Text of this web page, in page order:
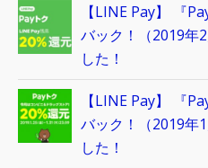
【LINE Pay】 『
バック！（2019年
した！
【LINE Pay】 『
バック！（2019年
した！